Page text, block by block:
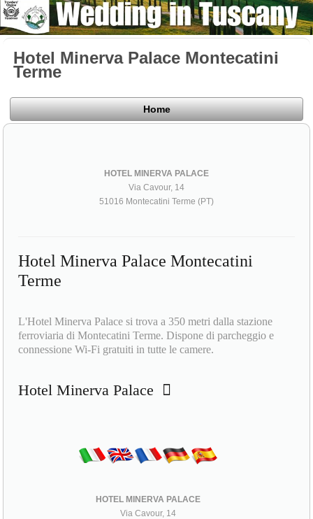
Hotel Minerva Palace Montecatini
Terme
Home
HOTEL MINERVA PALACE
Via Cavour, 14
51016 Montecatini Terme (PT)
Hotel Minerva Palace Montecatini
Terme
L'Hotel Minerva Palace si trova a 350 metri dalla stazione
ferroviaria di Montecatini Terme. Dispone di parcheggio e
connessione Wi-Fi gratuiti in tutte le camere.
Hotel Minerva Palace
HOTEL MINERVA PALACE
Via Cavour, 14